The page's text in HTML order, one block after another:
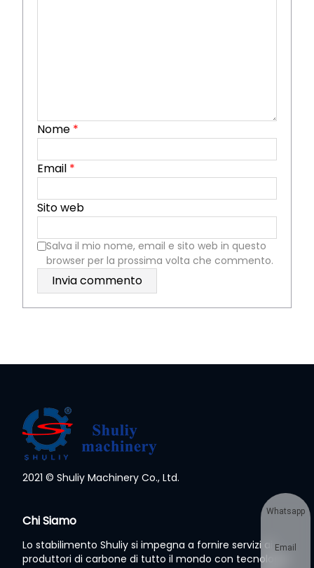
Nome *
Email *
Sito web
Salva il mio nome, email e sito web in questo
browser per la prossima volta che commento.
2021 © Shuliy Machinery Co., Ltd.
Chi Siamo
Lo stabilimento Shuliy si impegna a fornire servizi ai
produttori di carbone di tutto il mondo con tecnologia
Whatsapp
Email